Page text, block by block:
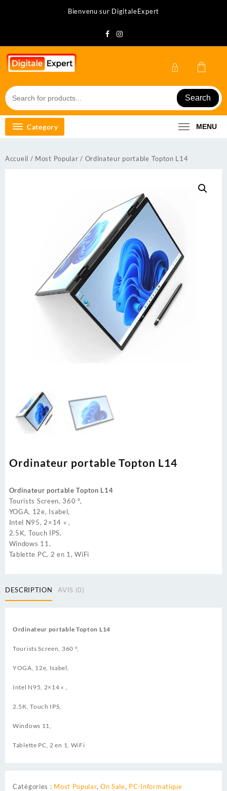
Bienvenu sur DigitaleExpert
Search
Category MENU
Accueil / Most Popular / Ordinateur portable Topton L14
Ordinateur portable Topton L14
Ordinateur portable Topton L14
Tourists Screen, 360 °,
YOGA, 12e, Isabel,
Intel N95, 2×14 « ,
2.5K, Touch IPS,
Windows 11,
Tablette PC, 2 en 1, WiFi
DESCRIPTION AVIS (0)
Ordinateur portable Topton L14
Tourists Screen, 360 °,
YOGA, 12e, Isabel,
Intel N95, 2×14 « ,
2.5K, Touch IPS,
Windows 11,
Tablette PC, 2 en 1, WiFi
Catégories : Most Popular, On Sale, PC-Informatique